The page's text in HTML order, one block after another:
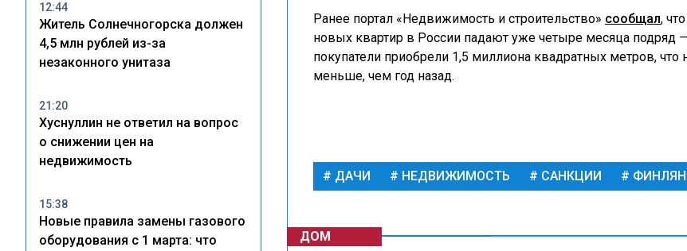
12:44
Житель Солнечногорска должен
4,5 млн рублей из-за
незаконного унитаза
21:20
Хуснуллин не ответил на вопрос
о снижении цен на
недвижимость
15:38
Новые правила замены газового
оборудования с 1 марта: что
Ранее портал «Недвижимость и строительство» сообщал,
новых квартир в России падают уже четыре месяца подряд
покупатели приобрели 1,5 миллиона квадратных метров, что
меньше, чем год назад.
ДАЧИ НЕДВИЖИМОСТЬ САНКЦИИ
ДОМ